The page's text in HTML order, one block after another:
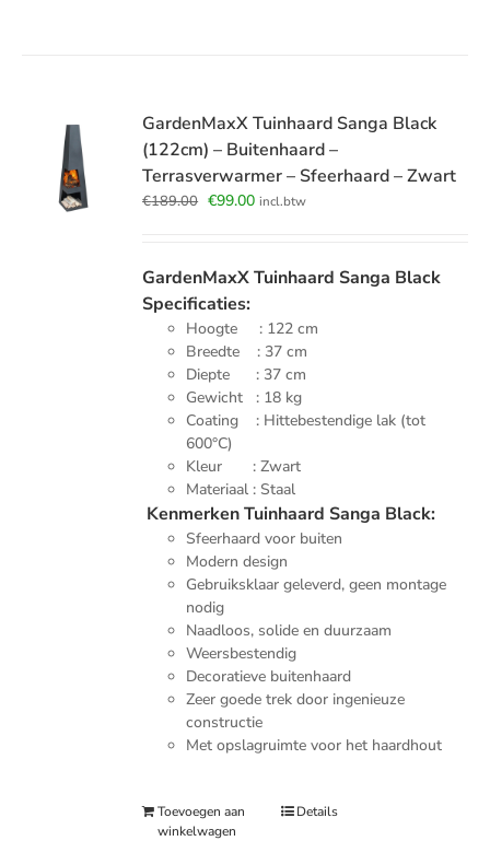
GardenMaxX Tuinhaard Sanga Black
(122cm) – Buitenhaard –
Terrasverwarmer – Sfeerhaard – Zwart
€189.00 Oorspronkelijke
€189.00.
€99.00Huidige
€99.00.
incl.btw
GardenMaxX Tuinhaard Sanga Black
Specificaties:
Hoogte : 122 cm
Breedte : 37 cm
Diepte : 37 cm
Gewicht : 18 kg
Coating : Hittebestendige lak (tot
600°C)
Kleur : Zwart
Materiaal : Staal
Kenmerken Tuinhaard Sanga Black:
Sfeerhaard voor buiten
Modern design
Gebruiksklaar geleverd, geen montage
nodig
Naadloos, solide en duurzaam
Weersbestendig
Decoratieve buitenhaard
Zeer goede trek door ingenieuze
constructie
Met opslagruimte voor het haardhout
Toevoegen aan
winkelwagen
Details